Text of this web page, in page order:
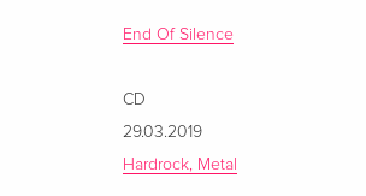
End Of Silence
CD
29.03.2019
Hardrock, Metal